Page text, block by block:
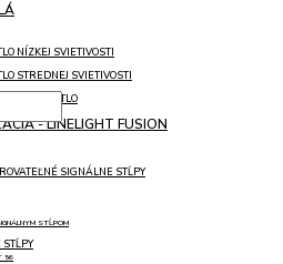
NÍZKEJ SVIETIVOSTI
STREDNEJ SVIETIVOSTI
SVETLO
- LINELIGHT FUSION
SIGNÁLNE STĹPY
STĹPOM
56